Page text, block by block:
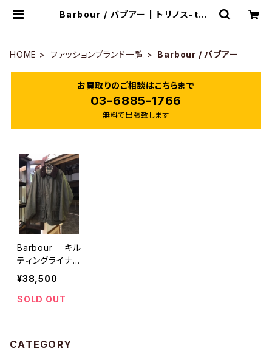
Barbour / バブアー | トリノス-tori
HOME
ファッションブランド一覧 Barbour / バブアー
お買取りのご相談はこちらまで
03-6885-1766
無料で出張致します
Barbour キル
ティングライナー
付きオイルドジャ
ケット
¥38,500
SOLD OUT
CATEGORY